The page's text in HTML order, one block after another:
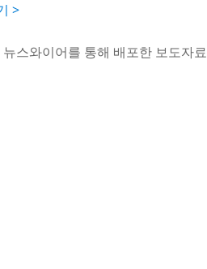
>
뉴스와이어를 통해 배포한 보도자